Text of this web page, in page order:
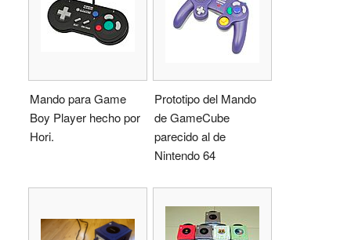
Mando para Game
Boy Player hecho por
Hori.
Prototipo del Mando
de GameCube
parecido al de
Nintendo 64